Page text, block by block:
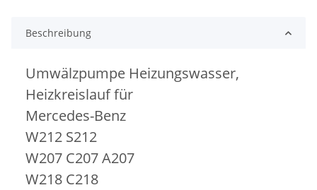
Beschreibung
Umwälzpumpe Heizungswasser,
Heizkreislauf für
Mercedes-Benz
W212 S212
W207 C207 A207
W218 C218